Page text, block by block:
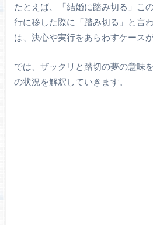
たとえば、「結婚に踏み切る」こ
行に移した際に「踏み切る」と言
は、決心や実行をあらわすケースが
では、ザックリと踏切の夢の意味
の状況を解釈していきます。